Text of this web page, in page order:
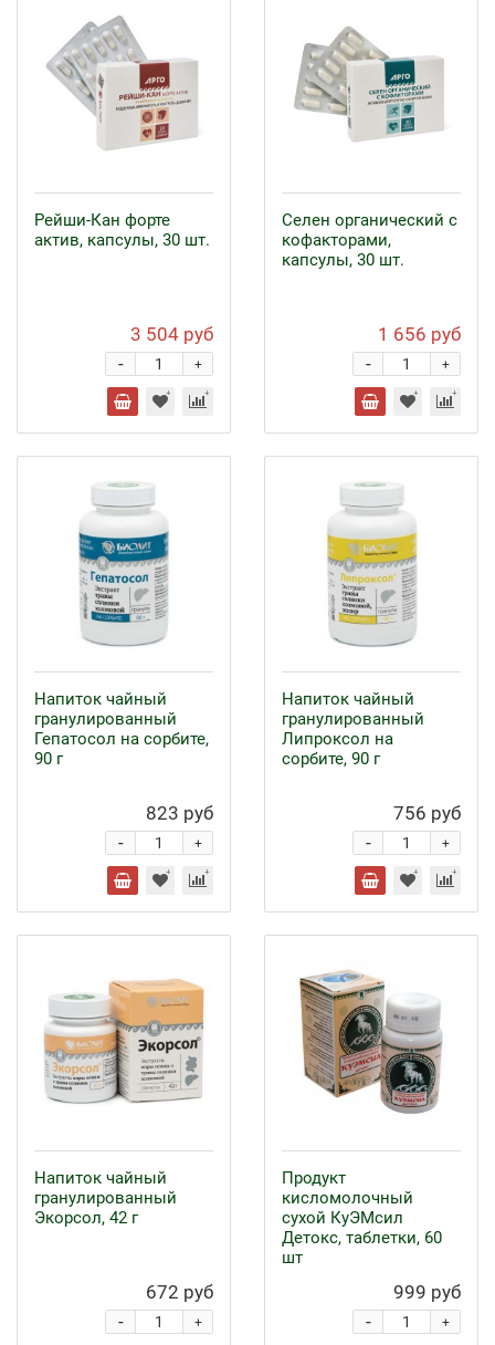
Рейши-Кан форте
актив, капсулы, 30 шт.
3 504 руб
+
-
Селен органический с
кофакторами,
капсулы, 30 шт.
1 656 руб
+
-
Напиток чайный
гранулированный
Гепатосол на сорбите,
90 г
823 руб
+
-
Напиток чайный
гранулированный
Липроксол на
сорбите, 90 г
756 руб
+
-
Напиток чайный
гранулированный
Экорсол, 42 г
672 руб
+
-
Продукт
кисломолочный
сухой КуЭМсил
Детокс, таблетки, 60
шт
999 руб
+
-